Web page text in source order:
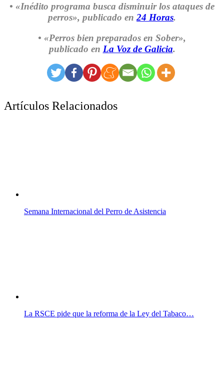
• «Inédito programa busca disminuir los ataques de
perros», publicado en 24 Horas.
• «Perros bien preparados en Sober»,
publicado en La Voz de Galicia.
Artículos Relacionados
Semana Internacional del Perro de Asistencia
La RSCE pide que la reforma de la Ley del Tabaco…